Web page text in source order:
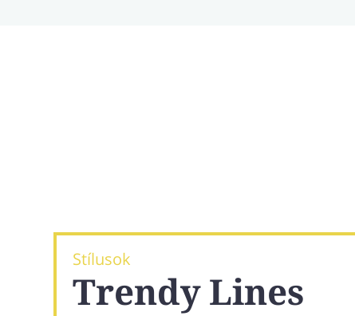
Stílusok
Trendy Lines